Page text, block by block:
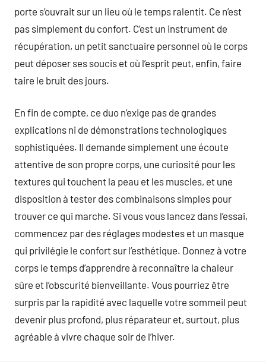
porte s’ouvrait sur un lieu où le temps ralentit. Ce n’est
pas simplement du confort. C’est un instrument de
récupération, un petit sanctuaire personnel où le corps
peut déposer ses soucis et où l’esprit peut, enfin, faire
taire le bruit des jours.
En fin de compte, ce duo n’exige pas de grandes
explications ni de démonstrations technologiques
sophistiquées. Il demande simplement une écoute
attentive de son propre corps, une curiosité pour les
textures qui touchent la peau et les muscles, et une
disposition à tester des combinaisons simples pour
trouver ce qui marche. Si vous vous lancez dans l’essai,
commencez par des réglages modestes et un masque
qui privilégie le confort sur l’esthétique. Donnez à votre
corps le temps d’apprendre à reconnaître la chaleur
sûre et l’obscurité bienveillante. Vous pourriez être
surpris par la rapidité avec laquelle votre sommeil peut
devenir plus profond, plus réparateur et, surtout, plus
agréable à vivre chaque soir de l’hiver.